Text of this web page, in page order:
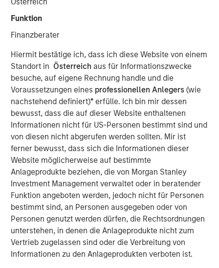
Funktion
Finanzberater
Hiermit bestätige ich, dass ich diese Website von einem
Standort in Österreich aus für Informationszwecke
besuche, auf eigene Rechnung handle und die
Voraussetzungen eines professionellen Anlegers(wie
nachstehend definiert)* erfülle. Ich bin mir dessen
bewusst, dass die auf dieser Website enthaltenen
Informationen nicht für US-Personen bestimmt sind und
von diesen nicht abgerufen werden sollten. Mir ist
ferner bewusst, dass sich die Informationen dieser
Website möglicherweise auf bestimmte
Anlageprodukte beziehen, die von Morgan Stanley
Investment Management verwaltet oder in beratender
Funktion angeboten werden, jedoch nicht für Personen
bestimmt sind, an Personen ausgegeben oder von
Personen genutzt werden dürfen, die Rechtsordnungen
unterstehen, in denen die Anlageprodukte nicht zum
Vertrieb zugelassen sind oder die Verbreitung von
Informationen zu den Anlageprodukten verboten ist.
Managing Director
Craig Brandon, co-head of municipals at Morgan Stanley
Investment Management, joins CNBC The Exchange to
discuss views about how the municipal bond market can
potentially weather volatility during times of uncertainty,
how a slowdown could impact the sector, and much
more.
“What we tend to see is assets come into municipals in a
lowering rate environment and go out in a higher rate
environment. If we see a gradual slowdown in the
economy, then we might see lower rates which would
bring assets into the municipals bond market.”
Video anzeigen